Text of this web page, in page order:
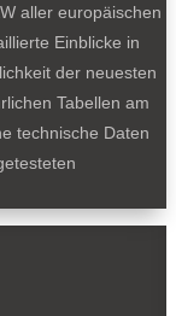
aller europäischen
Einblicke in
der neuesten
Tabellen am
technische Daten